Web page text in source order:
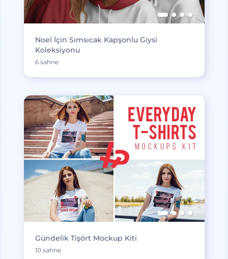
Noel İçin Sımsıcak Kapşonlu Giysi
Koleksiyonu
6 sahne
Gündelik Tişört Mockup Kiti
10 sahne